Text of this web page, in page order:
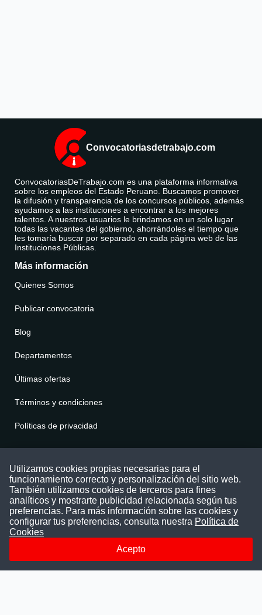
Convocatoriasdetrabajo.com
ConvocatoriasDeTrabajo.com es una plataforma informativa
sobre los empleos del Estado Peruano. Buscamos promover
la difusión y transparencia de los concursos públicos, además
ayudamos a las instituciones a encontrar a los mejores
talentos. A nuestros usuarios le brindamos en un solo lugar
todas las vacantes del gobierno, ahorrándoles el tiempo que
les tomaría buscar por separado en cada página web de las
Instituciones Públicas.
Más información
Quienes Somos
Publicar convocatoria
Blog
Departamentos
Últimas ofertas
Términos y condiciones
Políticas de privacidad
Puede comunicarse con nosotros a través
nuestras redes sociales o del correo:
contacto@convocatoriasdetrabajo.com
Siguenos en:
Utilizamos cookies propias necesarias para el
funcionamiento correcto y personalización del sitio web.
También utilizamos cookies de terceros para fines
analíticos y mostrarte publicidad relacionada según tus
preferencias. Para más información sobre las cookies y
configurar tus preferencias, consulta nuestra Política de
Cookies
Acepto